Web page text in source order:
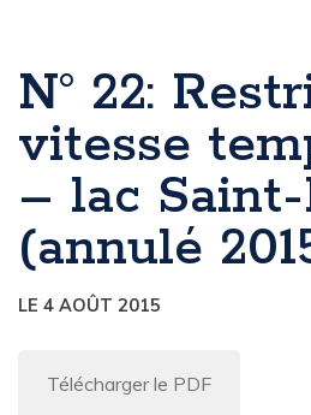
N° 22:
vitesse
– lac
(annulé
LE 4 AOÛT 2015
Télécharger le PDF